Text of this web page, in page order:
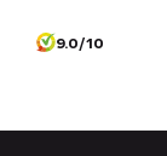
9.0/10